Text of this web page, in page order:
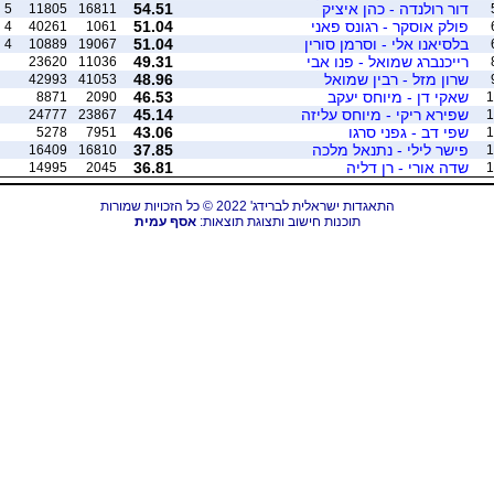
דור רולנדה - כהן איציק 54.51
16811
11805
5
פולק אוסקר - רגונס פאני 51.04
1061
40261
4
בלסיאנו אלי - וסרמן סורין 51.04
19067
10889
4
רייכנברג שמואל - פנו אבי 49.31
11036
23620
שרון מזל - רבין שמואל 48.96
41053
42993
שאקי דן - מיוחס יעקב 46.53
2090
8871
שפירא ריקי - מיוחס עליזה 45.14
23867
24777
שפי דב - גפני סרגו 43.06
7951
5278
פישר לילי - נתנאל מלכה 37.85
16810
16409
שדה אורי - רן דליה 36.81
2045
14995
התאגדות ישראלית לברידג' 2022 © כל הזכויות שמורות
תוכנות חישוב ותצוגת תוצאות:אסף עמית